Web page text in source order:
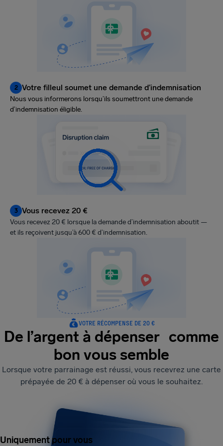
2 Votre filleul soumet une demande d’indemnisation
Nous vous informerons lorsqu’ils soumettront une demande
d’indemnisation éligible.
3 Vous recevez 20 €
Vous recevez 20 € lorsque la demande d’indemnisation aboutit —
et ils reçoivent jusqu’à 600 € d’indemnisation.
VOTRE RÉCOMPENSE DE 20 €
De l’argent à dépenser comme
bon vous semble
Lorsque votre parrainage est réussi, vous recevrez une carte
prépayée de 20 € à dépenser où vous le souhaitez.
Uniquement pour vous